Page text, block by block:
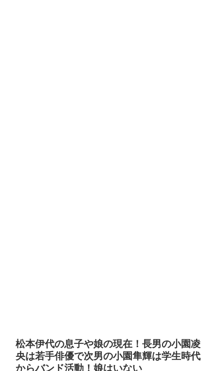
松本伊代の息子や娘の現在！長男の小園凌
央は若手俳優で次男の小園隼輝は学生時代
からバンド活動！娘はいない